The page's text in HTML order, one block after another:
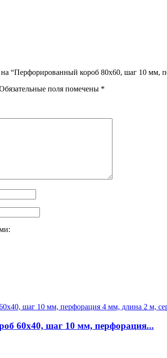
на “Перфорированный короб 80х60, шаг 10
поля помечены *
60х40, шаг 10 мм, перфорация...